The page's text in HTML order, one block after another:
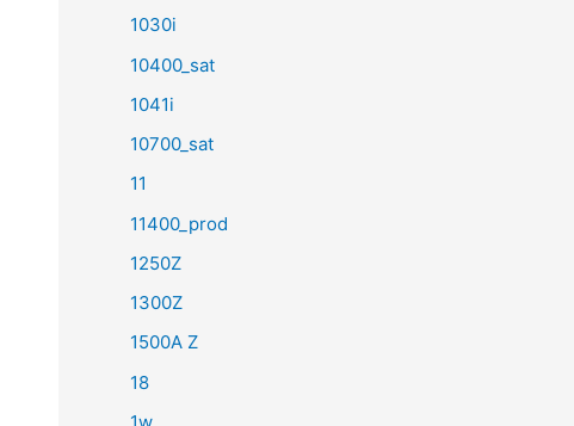
1030i
10400_sat
1041i
10700_sat
11
11400_prod
1250Z
1300Z
1500A Z
18